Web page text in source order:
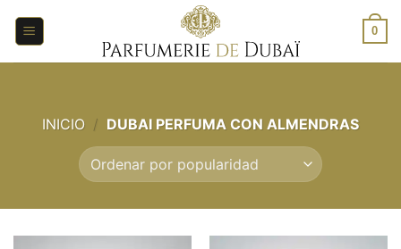
0
INICIO / DUBAI PERFUMA CON ALMENDRAS